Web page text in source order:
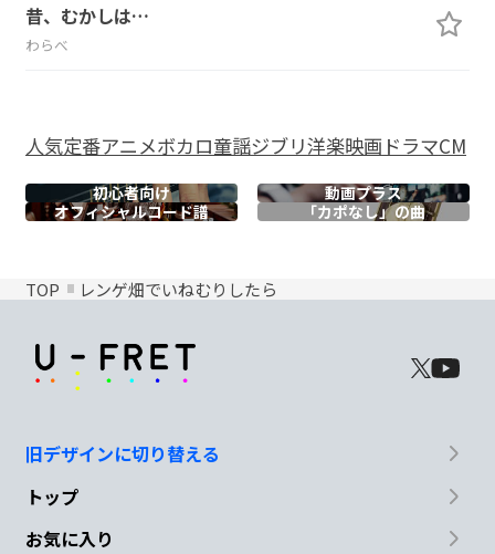
昔、むかしは…
わらべ
人気定番アニメボカロ童謡ジブリ洋楽映画ドラマCM
初心者向け
動画プラス
オフィシャルコード譜 「カポなし」の曲
TOP レンゲ畑でいねむりしたら
旧デザインに切り替える
トップ
お気に入り